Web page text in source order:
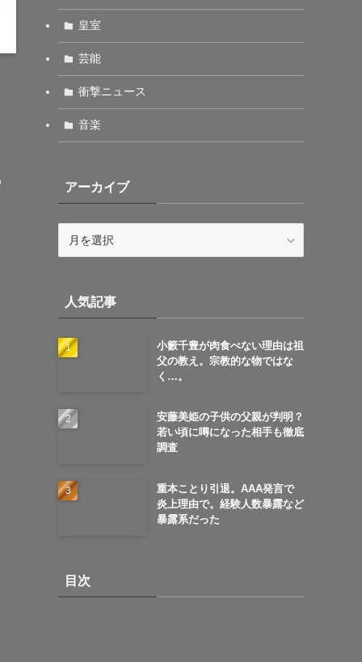
皇室
芸能
衝撃ニュース
音楽
アーカイブ
ブ人気記事
小籔千豊が肉食べない理由は祖
父の教え。宗教的な物ではな
く…。
安藤美姫の子供の父親が判明？
若い頃に噂になった相手も徹底
調査
重本ことり引退。AAA発言で
炎上理由で。経験人数暴露など
暴露系だった
目次